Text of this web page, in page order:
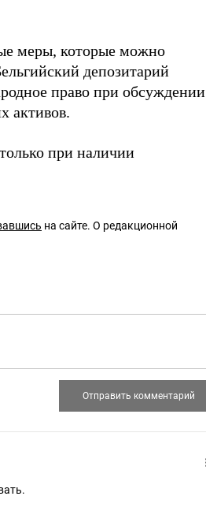
меры, которые можно
депозитарий
право при обсуждении
активов.
при наличии
на сайте. О редакционной